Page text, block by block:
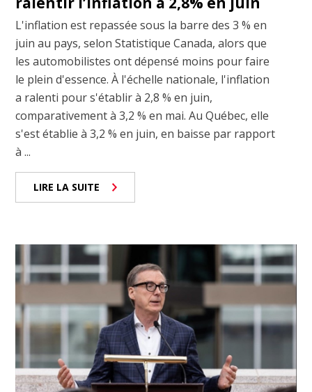
L'inflation est repassée sous la barre des 3 % en
juin au pays, selon Statistique Canada, alors que
les automobilistes ont dépensé moins pour faire
le plein d'essence. À l'échelle nationale, l'inflation
a ralenti pour s'établir à 2,8 % en juin,
comparativement à 3,2 % en mai. Au Québec, elle
s'est établie à 3,2 % en juin, en baisse par rapport
à ...
LIRE LA SUITE